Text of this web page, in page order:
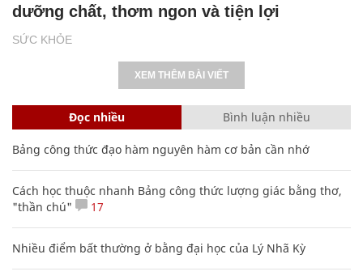
SỨC KHỎE
dưỡng chất, thơm ngon và tiện lợi
XEM THÊM BÀI VIẾT
Đọc nhiều Bình luận nhiều
Bảng công thức đạo hàm nguyên hàm cơ bản cần nhớ
Cách học thuộc nhanh Bảng công thức lượng giác bằng thơ,
"thần chú"
17
Nhiều điểm bất thường ở bằng đại học của Lý Nhã Kỳ